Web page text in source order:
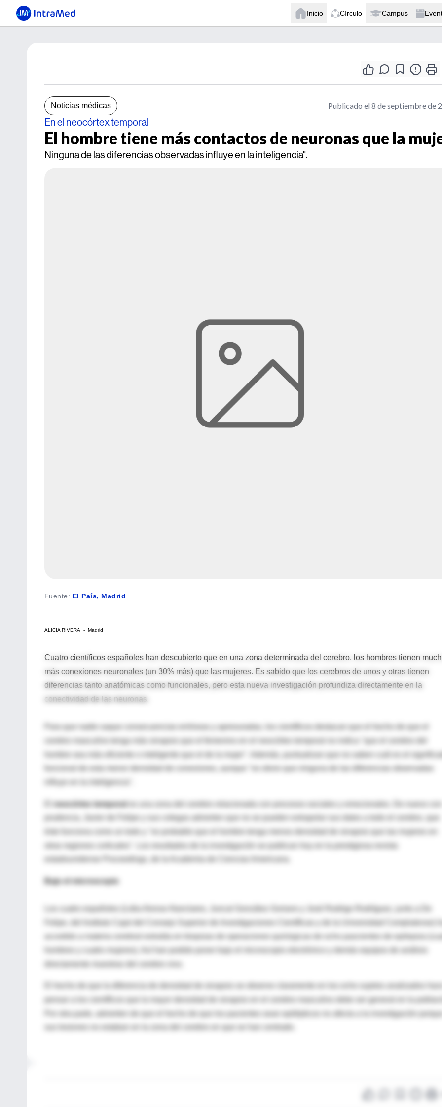
Inicio Círculo Campus
Noticias médicas Publicado el 8 de septiembre de
En el neocórtex temporal
El hombre tiene más contactos de neuronas que la
Ninguna de las diferencias observadas influye en la inteligencia".
Fuente: El País, Madrid
ALICIA RIVERA - Madrid
Cuatro científicos españoles han descubierto que en una zona determinada del cerebro, los hombres tienen
más conexiones neuronales (un 30% más) que las mujeres. Es sabido que los cerebros de unos y otras tienen
diferencias tanto anatómicas como funcionales, pero esta nueva investigación profundiza directamente en la
conectividad de las neuronas.
Para que nadie saque consecuencias erróneas y apresuradas, los científicos destacan que el hecho de que el
cerebro masculino tenga más sinapsis que el femenino en el neocórtex temporal no indica "que el cerebro del
hombre sea más eficiente o inteligente que el de la mujer". Además, puntualizan que no saben cuál es el
funcional de esta menor densidad de conexiones, aunque "es obvio que ninguna de las diferencias observadas
influye en la inteligencia".
neocórtex temporal
prudencia, Javier de Felipe y sus colegas advierten que no se pueden extrapolar sus datos a todo el cerebro, que
éste funciona como un todo y "es probable que el hombre tenga menos densidad de sinapsis que las mujeres en
otras regiones corticales". Los resultados de la investigación se publican hoy en la prestigiosa revista
estadounidense Proceedings, de la Academia de Ciencias Americana.
Bajo el microscopio
Los cuatro españoles (Lidia Alonso-Nanclares, Juncal González-Soriano y José Rodrigo Rodríguez, junto a De
Felipe, del Instituto Cajal del Consejo Superior de Investigaciones Científicas y de la Universidad Complutense)
accedido a materia cerebral extraída en biopsias de operaciones quirúrgicas de ocho pascientes de epilepsia
hombres y cuatro mujeres). Así han podido poner bajo el microscopio electrónico y demás equipos de análisis
El hecho de que la diferencia de densidad de sinapsis se observe claramente en los ocho sujetos analizados
pensar a los científicos que la mayor densidad de sinapsis en el cerebro masculino debe ser general en la
Por otra parte, advierten de que el hecho de que los pacientes sean epilépticos no afecta a la investigación